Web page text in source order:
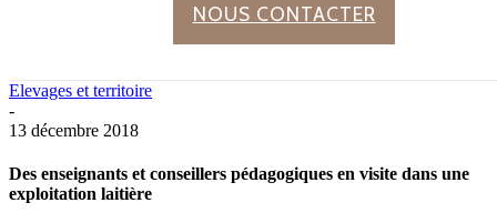
NOUS CONTACTER
Elevages et territoire
-
13 décembre 2018
Des enseignants et conseillers pédagogiques en visite dans une
exploitation laitière